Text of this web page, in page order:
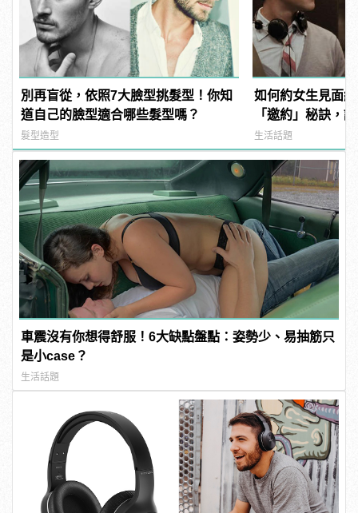
別再盲從，依照7大臉型挑髮型！你知
道自己的臉型適合哪些髮型嗎？
髮型造型
如何約女生見面
「邀約」秘訣，
到她！
生活話題
車震沒有你想得舒服！6大缺點盤點：姿勢少、易抽筋只
是小case？
生活話題